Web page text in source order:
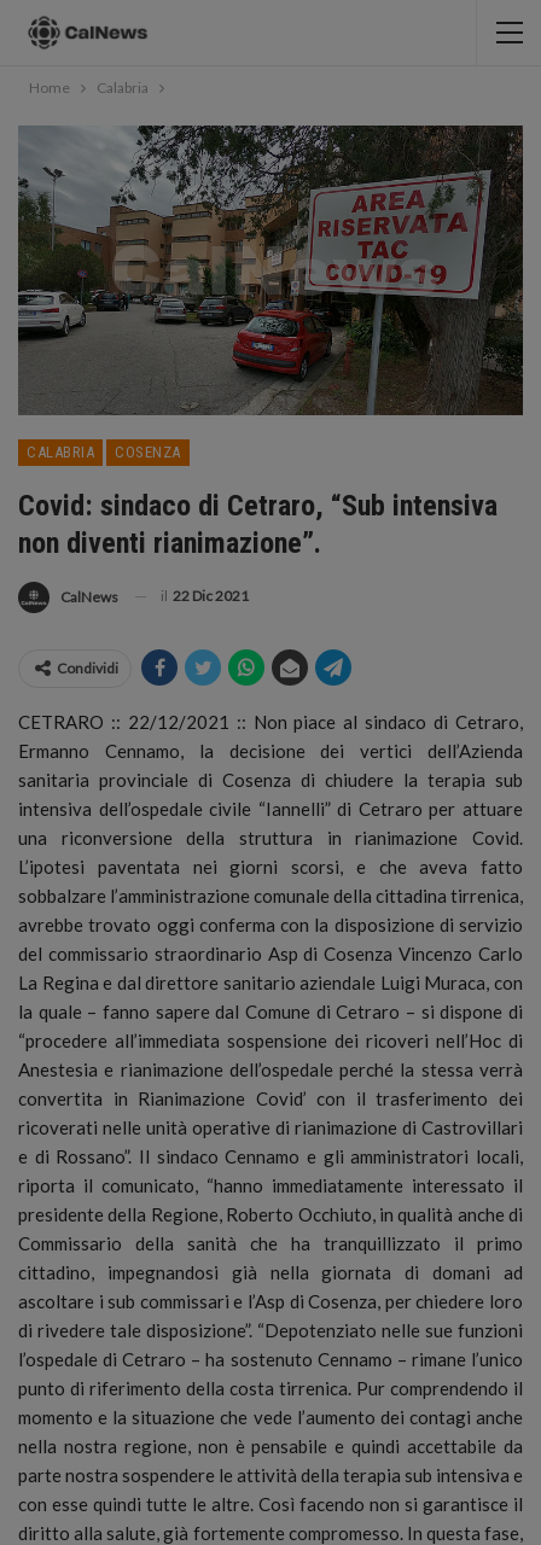
Home Calabria
CALABRIA COSENZA
Covid: sindaco di Cetraro, “Sub intensiva
non diventi rianimazione”.
CalNews il 22 Dic 2021
Condividi
CETRARO :: 22/12/2021 :: Non piace al sindaco di Cetraro,
Ermanno Cennamo, la decisione dei vertici dell’Azienda
sanitaria provinciale di Cosenza di chiudere la terapia sub
intensiva dell’ospedale civile “Iannelli” di Cetraro per attuare
una riconversione della struttura in rianimazione Covid.
L’ipotesi paventata nei giorni scorsi, e che aveva fatto
sobbalzare l’amministrazione comunale della cittadina tirrenica,
avrebbe trovato oggi conferma con la disposizione di servizio
del commissario straordinario Asp di Cosenza Vincenzo Carlo
La Regina e dal direttore sanitario aziendale Luigi Muraca, con
la quale – fanno sapere dal Comune di Cetraro – si dispone di
“procedere all’immediata sospensione dei ricoveri nell’Hoc di
Anestesia e rianimazione dell’ospedale perché la stessa verrà
convertita in Rianimazione Covid’ con il trasferimento dei
ricoverati nelle unità operative di rianimazione di Castrovillari
e di Rossano”. Il sindaco Cennamo e gli amministratori locali,
riporta il comunicato, “hanno immediatamente interessato il
presidente della Regione, Roberto Occhiuto, in qualità anche di
Commissario della sanità che ha tranquillizzato il primo
cittadino, impegnandosi già nella giornata di domani ad
ascoltare i sub commissari e l’Asp di Cosenza, per chiedere loro
di rivedere tale disposizione”. “Depotenziato nelle sue funzioni
l’ospedale di Cetraro – ha sostenuto Cennamo – rimane l’unico
punto di riferimento della costa tirrenica. Pur comprendendo il
momento e la situazione che vede l’aumento dei contagi anche
nella nostra regione, non è pensabile e quindi accettabile da
parte nostra sospendere le attività della terapia sub intensiva e
con esse quindi tutte le altre. Così facendo non si garantisce il
diritto alla salute, già fortemente compromesso. In questa fase,